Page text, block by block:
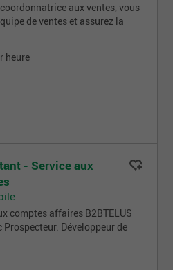
aux ventes, vous
de ventes et assurez la
heure
- Service aux
comptes affaires B2BTELUS
Développeur de